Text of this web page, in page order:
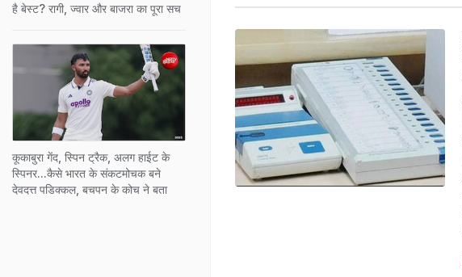
है बेस्ट? रागी, ज्वार और बाजरा का पूरा सच
कूकाबुरा गेंद, स्पिन ट्रैक, अलग हाईट के
स्पिनर...कैसे भारत के संकटमोचक बने
देवदत्त पडिक्कल, बचपन के कोच ने बता